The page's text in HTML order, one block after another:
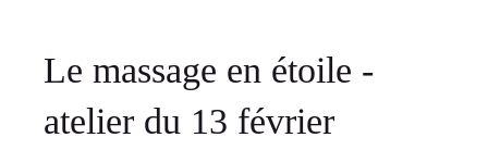
Le massage en étoile -
atelier du 13 février